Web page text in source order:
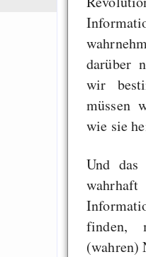
darüber
wir
müssen
wie sie
Und
finden,
(wahren)